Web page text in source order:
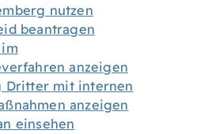
nutzen
beantragen
anzeigen
Dritter mit internen
anzeigen
einsehen